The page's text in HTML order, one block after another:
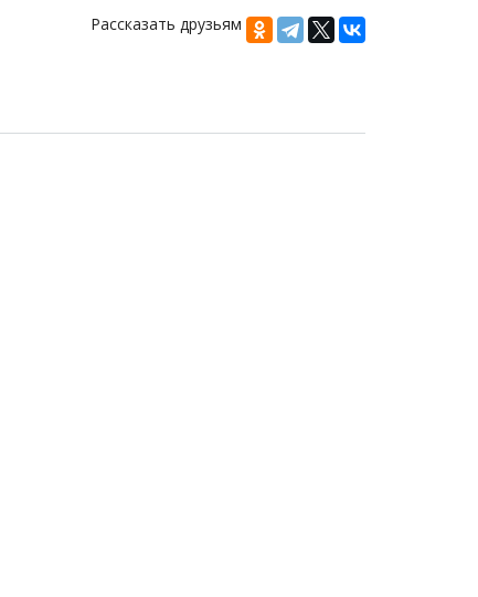
Рассказать друзьям